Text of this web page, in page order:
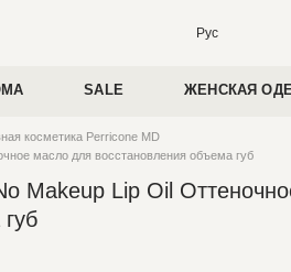
Рус
SALE ЖЕНСКАЯ
косметика Perricone MD
масло для восстановления объема губ
Makeup Lip Oil